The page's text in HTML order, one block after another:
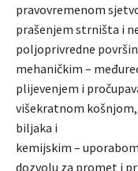
pravovremenom
prašenjem strništa i
poljoprivredne
mehaničkim –
plijevenjem i
višekratnom
biljaka i
kemijskim –
dozvolu za promet i